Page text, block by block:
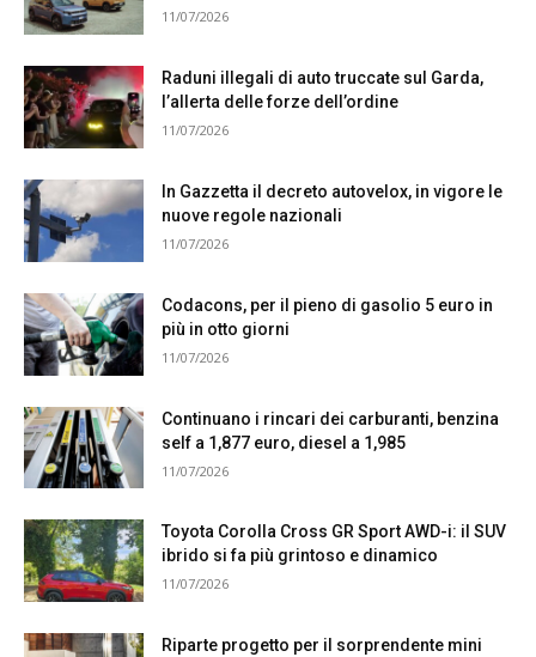
11/07/2026
Raduni illegali di auto truccate sul Garda,
l’allerta delle forze dell’ordine
11/07/2026
In Gazzetta il decreto autovelox, in vigore le
nuove regole nazionali
11/07/2026
Codacons, per il pieno di gasolio 5 euro in
più in otto giorni
11/07/2026
Continuano i rincari dei carburanti, benzina
self a 1,877 euro, diesel a 1,985
11/07/2026
Toyota Corolla Cross GR Sport AWD-i: il SUV
ibrido si fa più grintoso e dinamico
11/07/2026
Riparte progetto per il sorprendente mini